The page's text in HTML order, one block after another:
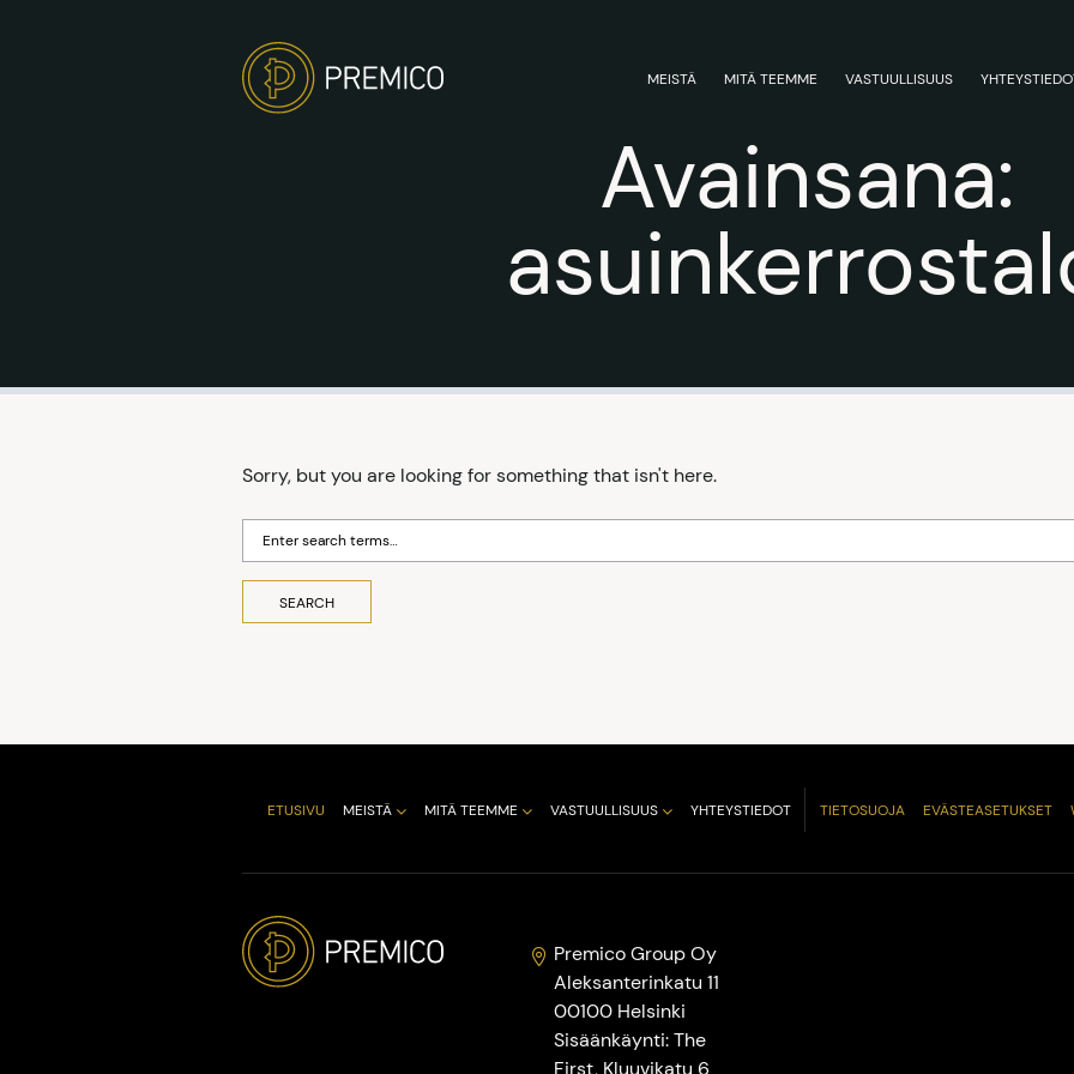
MEISTÄ MITÄ TEEMME VASTUULLISUUS
Avainsana:
Sorry, but you are looking for something that isn't here.
ETUSIVU MEISTÄ MITÄ TEEMME VASTUULLISUUS YHTEYSTIEDOT TIETOSUOJA EVÄSTEASETUKSET
Premico Group Oy
Aleksanterinkatu 11
00100 Helsinki
Sisäänkäynti: The
First, Kluuvikatu 6